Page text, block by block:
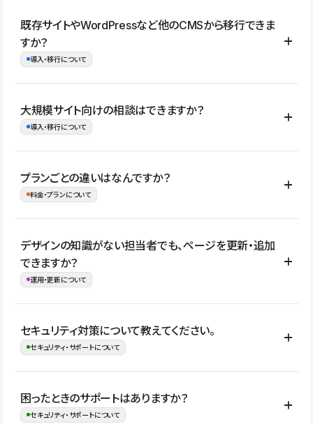
コーポレートサイト、サービスサイト、LP、採用サイト、ブロ
グ・メディア、イベントサイト、店舗・商品紹介サイト、ポートフ
ォリオなど幅広く制作できます。
既存サイトやWordPressなど他のCMSから移行できま
すか？
導入・移行について
はい。既存サイトの構成やコンテンツ、URLを整理したうえで、
Studio上に再構築する形で移行できます。 WordPressの場合は、
イト全体のデザインや設定がそのまま移行されるわけではないた
め、移行後にページ構成やデザイン、CMS設計、URL・リダイレク
大規模サイト向けの相談はできますか？
導入・移行について
はい。アクセス規模が大きいサイトや、複数部門での運用、権限管
理、セキュリティ確認、既存システムとの連携など、個別の要件が
ない段階でも、お問い合わせください。
お問合せはこちら
プランごとの違いはなんですか？
料金・プランについて
公開ページ数、バージョン履歴の期間、CMS利用数の上限、権限
管理の有無などがプランごとに異なります。詳しくは料金プランペ
ージをご覧ください。
デザインの知識がない担当者でも、ページを更新・追加
できますか？
運用・更新について
はい。CMSやコンポーネントを活用して更新範囲を設計しておく
ことで、デザインを崩しにくい状態で運用できます。 さらにコン
ながらレイアウトに影響を与えずに更新作業を進めやすくなりま
す。
セキュリティ対策について教えてください。
セキュリティ・サポートについて
Studioでは、公開サイトやサービスを安全に利用できるよう、通信
の暗号化、データ保護、アクセス管理、脆弱性対策など、複数の観
困ったときのサポートはありますか？
セキュリティ・サポートについて